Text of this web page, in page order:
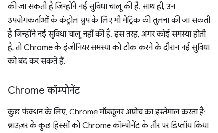
की जा सकती है जिन्होंने नई सुविधा चालू की है. साथ ही, उन
उपयोगकर्ताओं के कंट्रोल ग्रुप के लिए भी मेट्रिक की तुलना की जा सकती
है जिन्होंने नई सुविधा चालू नहीं की है. इस तरह, अगर कोई समस्या होती
है, तो Chrome के इंजीनियर समस्या को ठीक करने के दौरान नई सुविधा
को बंद कर सकते हैं.
Chrome कॉम्पोनेंट
कुछ फ़ंक्शन के लिए, Chrome मॉड्यूलर अप्रोच का इस्तेमाल करता है:
ब्राउज़र के कुछ हिस्सों को Chrome कॉम्पोनेंट के तौर पर डिप्लॉय किया